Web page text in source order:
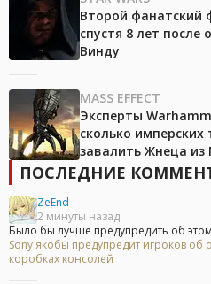
Второй фанатский
спустя 8 лет после
Винду
MASS EFFECT
Эксперты
сколько
завалить Жнеца из
ПОСЛЕДНИЕ
ZeEnd
2 минуты назад
Было бы лучше предупредить об
Sony якобы предупредит игроков об
коробках консолей